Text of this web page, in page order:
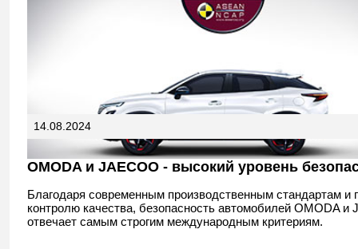
14.08.2024
OMODA и JAECOO - высокий уровень
Благодаря современным производственным стандартам и
контролю качества, безопасность автомобилей OMODA и
отвечает самым строгим международным критериям.